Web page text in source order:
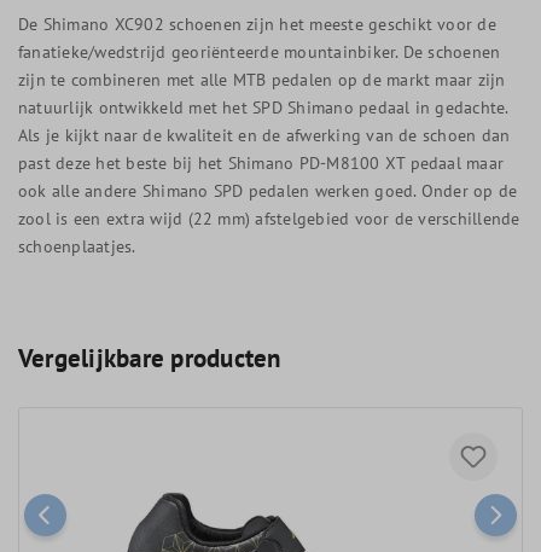
De Shimano XC902 schoenen zijn het meeste geschikt voor de
fanatieke/wedstrijd georiënteerde mountainbiker. De schoenen
zijn te combineren met alle MTB pedalen op de markt maar zijn
natuurlijk ontwikkeld met het SPD Shimano pedaal in gedachte.
Als je kijkt naar de kwaliteit en de afwerking van de schoen dan
past deze het beste bij het Shimano PD-M8100 XT pedaal maar
ook alle andere Shimano SPD pedalen werken goed. Onder op de
zool is een extra wijd (22 mm) afstelgebied voor de verschillende
schoenplaatjes.
Vergelijkbare producten